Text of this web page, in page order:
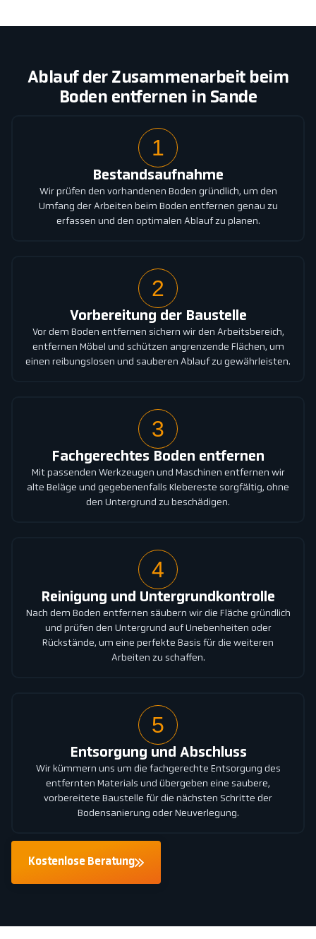
Ablauf der Zusammenarbeit beim
Boden entfernen in Sande
1
Bestandsaufnahme
Wir prüfen den vorhandenen Boden gründlich, um den
Umfang der Arbeiten beim Boden entfernen genau zu
erfassen und den optimalen Ablauf zu planen.
2
Vorbereitung der Baustelle
Vor dem Boden entfernen sichern wir den Arbeitsbereich,
entfernen Möbel und schützen angrenzende Flächen, um
einen reibungslosen und sauberen Ablauf zu gewährleisten.
3
Fachgerechtes Boden entfernen
Mit passenden Werkzeugen und Maschinen entfernen wir
alte Beläge und gegebenenfalls Klebereste sorgfältig, ohne
den Untergrund zu beschädigen.
4
Reinigung und Untergrundkontrolle
Nach dem Boden entfernen säubern wir die Fläche gründlich
und prüfen den Untergrund auf Unebenheiten oder
Rückstände, um eine perfekte Basis für die weiteren
Arbeiten zu schaffen.
5
Entsorgung und Abschluss
Wir kümmern uns um die fachgerechte Entsorgung des
entfernten Materials und übergeben eine saubere,
vorbereitete Baustelle für die nächsten Schritte der
Bodensanierung oder Neuverlegung.
Kostenlose Beratung